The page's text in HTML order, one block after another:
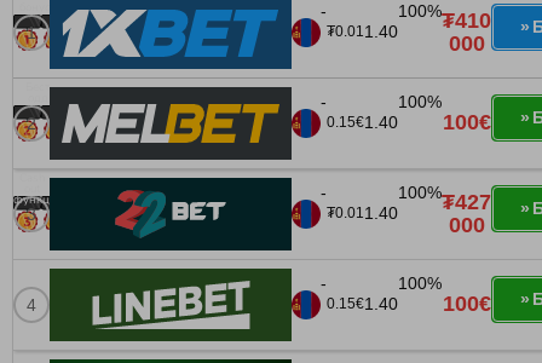
-
₮0.011.40
100%₮410
000
-
0.15€1.40
100%
100€
-
₮0.011.40
100%₮427
000
-
0.15€1.40
100%
100€